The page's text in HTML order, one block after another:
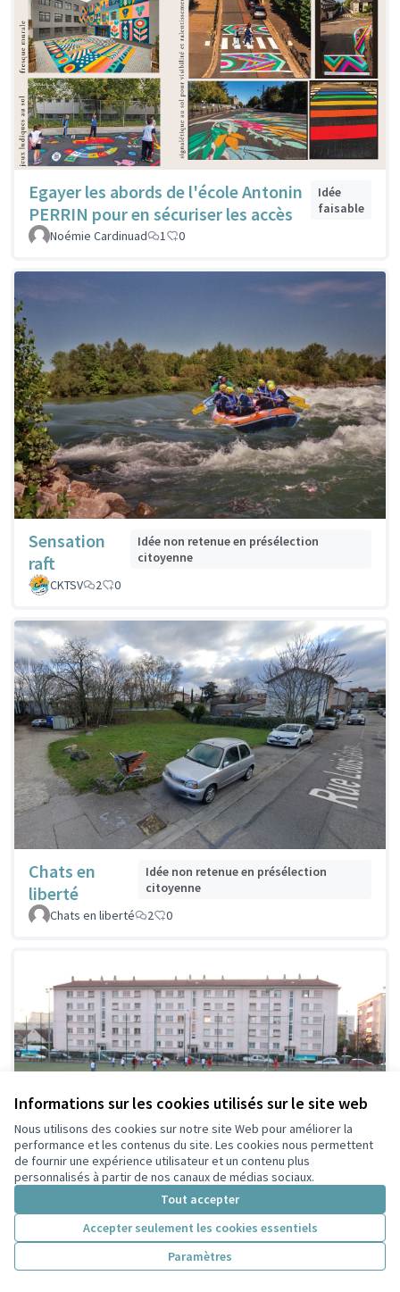
Informations sur les cookies utilisés sur le site web
Nous utilisons des cookies sur notre site Web pour améliorer la
performance et les contenus du site. Les cookies nous permettent
de fournir une expérience utilisateur et un contenu plus
personnalisés à partir de nos canaux de médias sociaux.
Tout accepter
Accepter seulement les cookies essentiels
Paramètres
Egayer les abords de l'école Antonin
PERRIN pour en sécuriser les accès
Idée
faisable
Noémie Cardinuad
1 0
Sensation
raft
Idée non retenue en présélection
citoyenne
CKTSV
2 0
Chats en
liberté
Idée non retenue en présélection
citoyenne
Chats en liberté
2 0
Réfection du stade
Séverine aux Brosses
Idée non retenue en
présélection citoyenne